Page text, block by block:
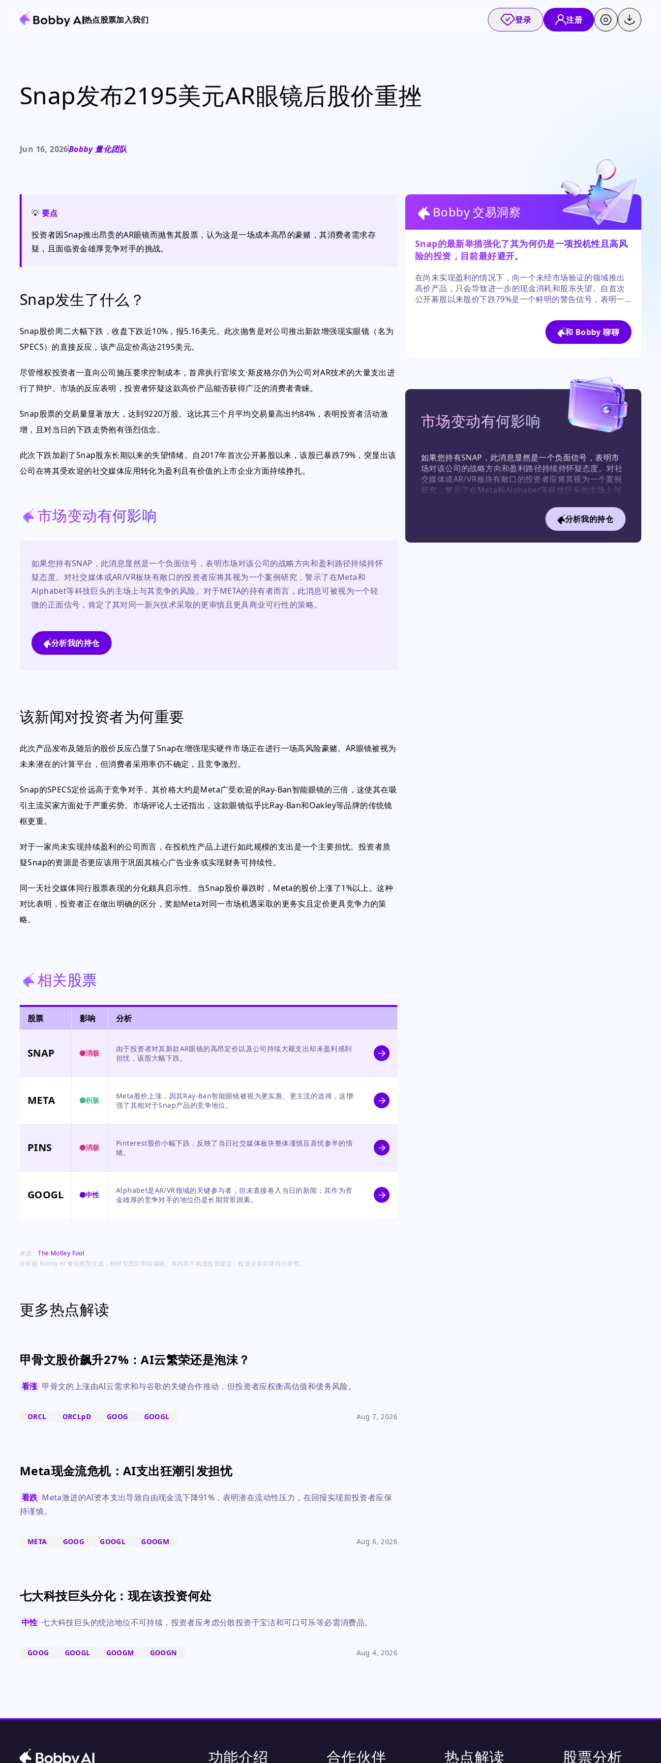
热点股票加入我们 登录 注册
Snap发布2195美元AR眼镜后股价重挫
Jun 16, 2026Bobby 量化团队
💡 要点
投资者因Snap推出昂贵的AR眼镜而抛售其股票，认为这是一场成本高昂的豪赌，其消费者需求存
疑，且面临资金雄厚竞争对手的挑战。
Snap发生了什么？
Snap股价周二大幅下跌，收盘下跌近10%，报5.16美元。此次抛售是对公司推出新款增强现实眼镜（名为
SPECS）的直接反应，该产品定价高达2195美元。
尽管维权投资者一直向公司施压要求控制成本，首席执行官埃文·斯皮格尔仍为公司对AR技术的大量支出进
行了辩护。市场的反应表明，投资者怀疑这款高价产品能否获得广泛的消费者青睐。
Snap股票的交易量显著放大，达到9220万股。这比其三个月平均交易量高出约84%，表明投资者活动激
增，且对当日的下跌走势抱有强烈信念。
此次下跌加剧了Snap股东长期以来的失望情绪。自2017年首次公开募股以来，该股已暴跌79%，突显出该
公司在将其受欢迎的社交媒体应用转化为盈利且有价值的上市企业方面持续挣扎。
市场变动有何影响
如果您持有SNAP，此消息显然是一个负面信号，表明市场对该公司的战略方向和盈利路径持续持怀
疑态度。对社交媒体或AR/VR板块有敞口的投资者应将其视为一个案例研究，警示了在Meta和
Alphabet等科技巨头的主场上与其竞争的风险。对于META的持有者而言，此消息可被视为一个轻
微的正面信号，肯定了其对同一新兴技术采取的更审慎且更具商业可行性的策略。
分析我的持仓
该新闻对投资者为何重要
此次产品发布及随后的股价反应凸显了Snap在增强现实硬件市场正在进行一场高风险豪赌。AR眼镜被视为
未来潜在的计算平台，但消费者采用率仍不确定，且竞争激烈。
Snap的SPECS定价远高于竞争对手。其价格大约是Meta广受欢迎的Ray-Ban智能眼镜的三倍，这使其在吸
引主流买家方面处于严重劣势。市场评论人士还指出，这款眼镜似乎比Ray-Ban和Oakley等品牌的传统镜
框更重。
对于一家尚未实现持续盈利的公司而言，在投机性产品上进行如此规模的支出是一个主要担忧。投资者质
疑Snap的资源是否更应该用于巩固其核心广告业务或实现财务可持续性。
同一天社交媒体同行股票表现的分化颇具启示性。当Snap股价暴跌时，Meta的股价上涨了1%以上。这种
对比表明，投资者正在做出明确的区分，奖励Meta对同一市场机遇采取的更务实且定价更具竞争力的策
略。
相关股票
股票 影响 分析
SNAP 消极
由于投资者对其新款AR眼镜的高昂定价以及公司持续大额支出却未盈利感到
担忧，该股大幅下跌。
META 积极
Meta股价上涨，因其Ray-Ban智能眼镜被视为更实惠、更主流的选择，这增
强了其相对于Snap产品的竞争地位。
PINS 消极
Pinterest股价小幅下跌，反映了当日社交媒体板块整体谨慎且喜忧参半的情
绪。
GOOGL 中性
Alphabet是AR/VR领域的关键参与者，但未直接卷入当日的新闻；其作为资
金雄厚的竞争对手的地位仍是长期背景因素。
来源：The Motley Fool
分析由 Bobby AI 量化模型生成，经研究团队审核编辑。本内容不构成投资建议，投资决策前请自行研究。
Bobby 交易洞察
Snap的最新举措强化了其为何仍是一项投机性且高风
险的投资，目前最好避开。
在尚未实现盈利的情况下，向一个未经市场验证的领域推出
高价产品，只会导致进一步的现金消耗和股东失望。自首次
公开募股以来股价下跌79%是一个鲜明的警告信号，表明一
和 Bobby 聊聊
市场变动有何影响
如果您持有SNAP，此消息显然是一个负面信号，表明市
场对该公司的战略方向和盈利路径持续持怀疑态度。对社
交媒体或AR/VR板块有敞口的投资者应将其视为一个案例
研究，警示了在Meta和Alphabet等科技巨头的主场上与
为一个轻微的正面信号，肯定了其对同一新兴技术采取的
分析我的持仓
更多热点解读
甲骨文股价飙升27%：AI云繁荣还是泡沫？
看涨 甲骨文的上涨由AI云需求和与谷歌的关键合作推动，但投资者应权衡高估值和债务风险。
ORCL ORCLpD GOOG GOOGL Aug 7, 2026
Meta现金流危机：AI支出狂潮引发担忧
看跌 Meta激进的AI资本支出导致自由现金流下降91%，表明潜在流动性压力，在回报实现前投资者应保
持谨慎。
META GOOG GOOGL GOOGM Aug 6, 2026
七大科技巨头分化：现在该投资何处
中性 七大科技巨头的统治地位不可持续，投资者应考虑分散投资于宝洁和可口可乐等必需消费品。
GOOG GOOGL GOOGM GOOGN Aug 4, 2026
功能介绍 合作伙伴 热点解读 股票分析